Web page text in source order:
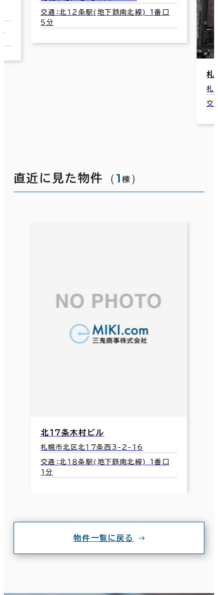
直近に見た物件 （1 棟 ）
北１７条木村ビル
札幌市北区北１７条西3-2-16
交通：北１８条駅(地下鉄南北線) 1番口
1分
物件一覧に戻る